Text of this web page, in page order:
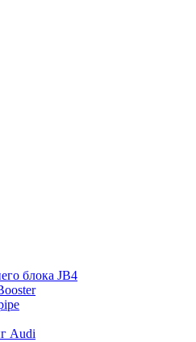
блока JB4
Audi